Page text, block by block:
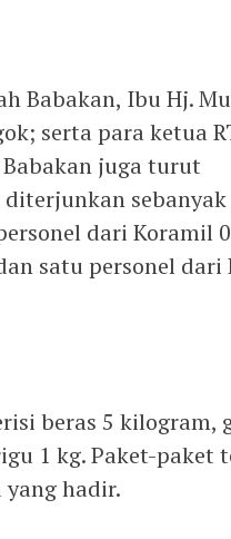
Babakan, Ibu Hj.
serta para ketua
juga turut
sebanyak
dari Koramil
satu personel dari
beras 5 kilogram,
1 kg. Paket-paket
yang hadir.